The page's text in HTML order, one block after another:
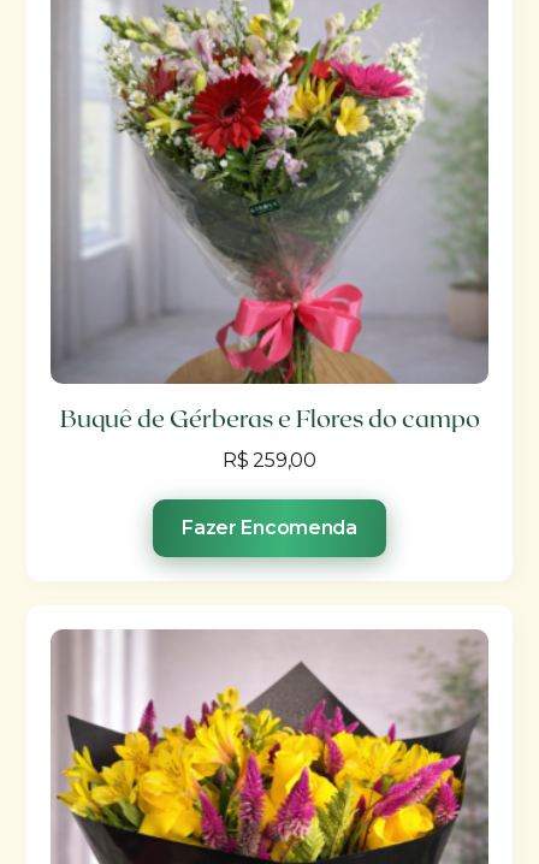
Buquê de Gérberas e Flores do campo
R$ 259,00
Fazer Encomenda